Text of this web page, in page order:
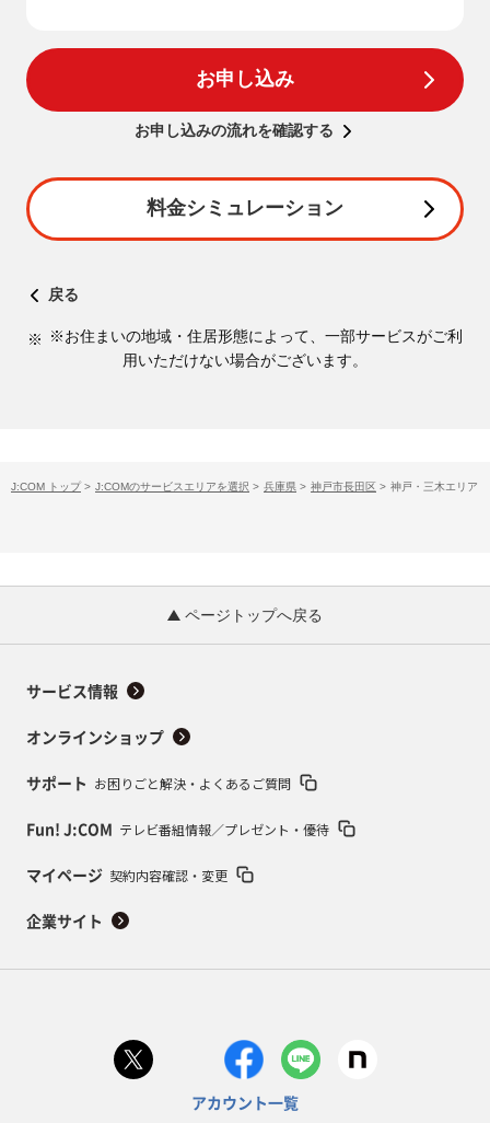
お申し込み
お申し込みの流れを確認する
料金シミュレーション
戻る
※お住まいの地域・住居形態によって、一部サービスがご利
用いただけない場合がございます。
J:COM トップ > J:COMのサービスエリアを選択 > 兵庫県 > 神戸市長田区 > 神戸・三木エリア
ページトップへ戻る
サービス情報
オンラインショップ
サポート お困りごと解決・よくあるご質問
Fun! J:COM テレビ番組情報／プレゼント・優待
マイページ 契約内容確認・変更
企業サイト
アカウント一覧